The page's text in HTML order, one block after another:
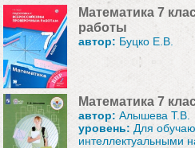
Математика 7
работы
автор: Буцко Е.В.
Математика 7
автор:Алышева Т.В.
уровень: Для
интеллектуальными